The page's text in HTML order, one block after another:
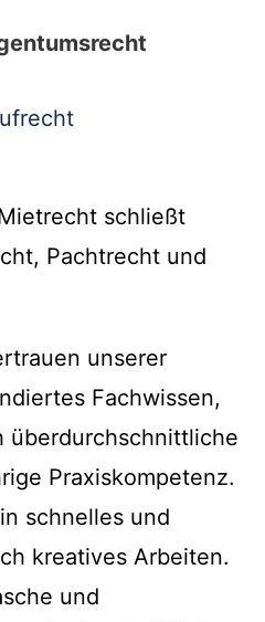
schließt
Pachtrecht und
unserer
Fachwissen,
überdurchschnittliche
Praxiskompetenz.
schnelles und
kreatives Arbeiten.
und